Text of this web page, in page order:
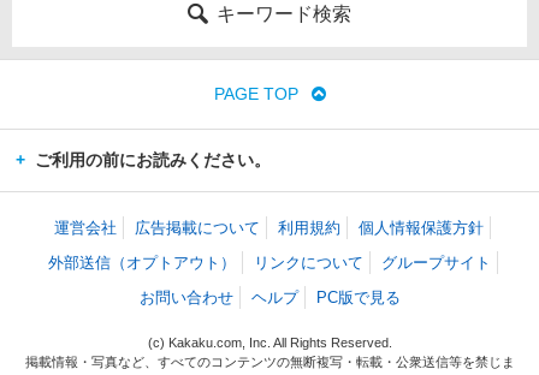
キーワード検索
PAGE TOP
ご利用の前にお読みください。
運営会社 広告掲載について 利用規約
個人情報保護方針
外部送信（オプトアウト）
リンクについて
グループサイト
お問い合わせ
ヘルプ PC版で見る
(c) Kakaku.com, Inc. All Rights Reserved.
掲載情報・写真など、すべてのコンテンツの無断複写・転載・公衆送信等を禁じま